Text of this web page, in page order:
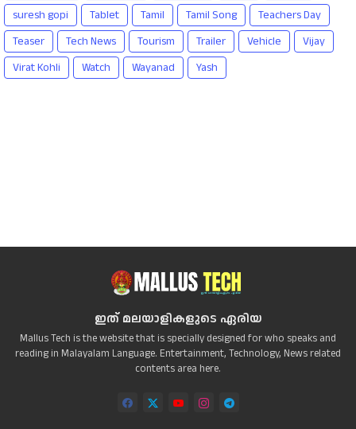
suresh gopi
Tablet Tamil Tamil Song
Teachers Day
Teaser
Tech News Tourism Trailer Vehicle
Vijay
Virat Kohli
Watch Wayanad Yash
ഇത് മലയാളികളുടെ ഏരിയ
Mallus Tech is the website that is specially designed for who speaks and
reading in Malayalam Language. Entertainment, Technology, News related
contents area here.